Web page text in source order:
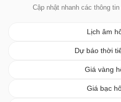
Cập nhật nhanh các thông
Lịch âm
Dự báo thời
Giá vàng
Giá bạc